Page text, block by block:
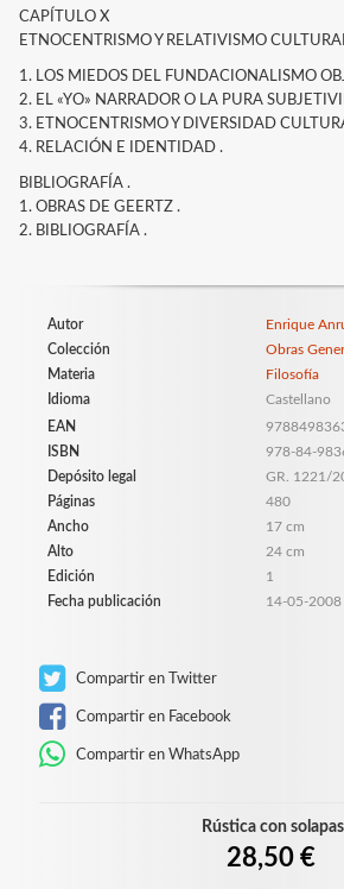
CAPÍTULO X
ETNOCENTRISMO Y RELATIVISMO
1. LOS MIEDOS DEL FUNDACIONALISMO
2. EL «YO» NARRADOR O LA PURA
3. ETNOCENTRISMO Y DIVERSIDAD
4. RELACIÓN E IDENTIDAD .
BIBLIOGRAFÍA .
1. OBRAS DE GEERTZ .
2. BIBLIOGRAFÍA .
Autor
Enrique
Colección
Obras
Materia
Filosofía
Idioma
Castellano
EAN
ISBN
978-84-
Depósito legal
GR. 1221/
Páginas
480
Ancho
17 cm
Alto
24 cm
Edición
1
Fecha publicación
14-05-2008
Compartir en Twitter
Compartir en Facebook
Compartir en WhatsApp
Rústica con solapas
28,50 €